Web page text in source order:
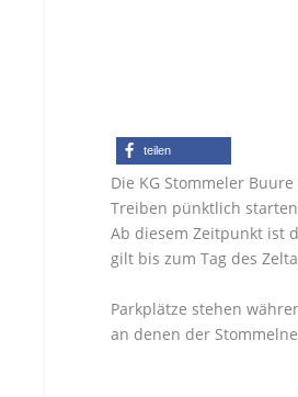
teilen
Die KG Stommeler
Treiben pünktlich
Ab diesem Zeitpunkt ist
gilt bis zum Tag des
Parkplätze stehen
an denen der